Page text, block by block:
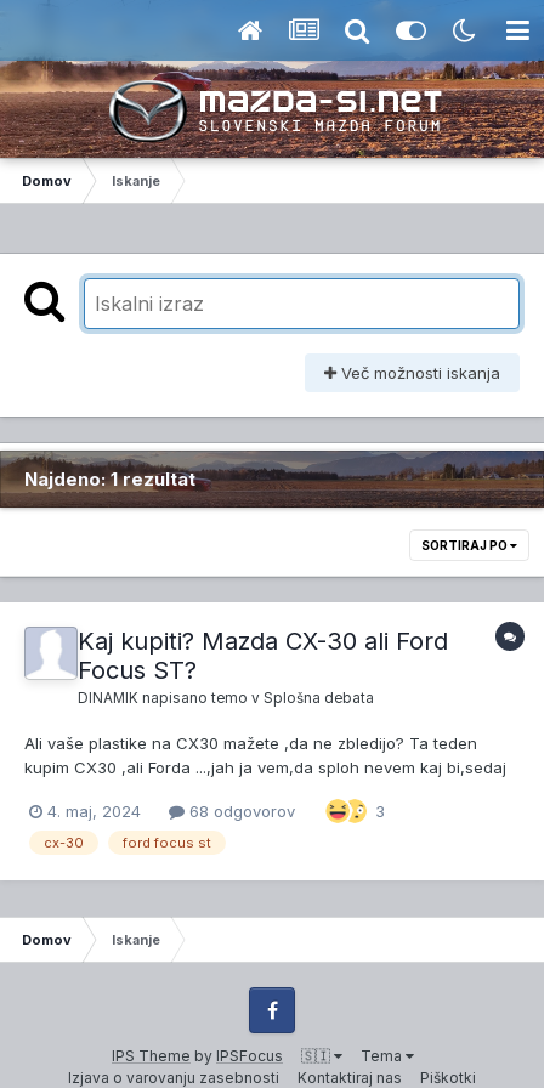
Domov Iskanje
Več možnosti iskanja
Najdeno: 1 rezultat
SORTIRAJ PO
Kaj kupiti? Mazda CX-30 ali Ford
Focus ST?
DINAMIK napisano temo v Splošna debata
Ali vaše plastike na CX30 mažete ,da ne zbledijo? Ta teden
kupim CX30 ,ali Forda ...,jah ja vem,da sploh nevem kaj bi,sedaj
4. maj, 2024
68 odgovorov 3
cx-30 ford focus st
Domov Iskanje
IPS Theme by IPSFocus 🇸🇮
Tema
Izjava o varovanju zasebnosti
Kontaktiraj nas Piškotki
Facebook